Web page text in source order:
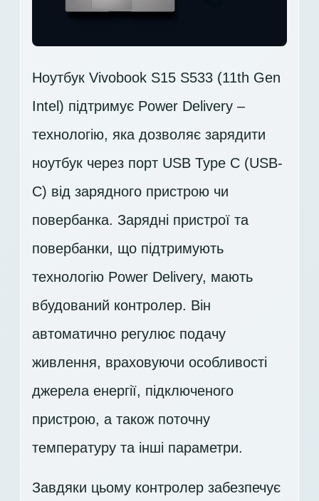
Ноутбук Vivobook S15 S533 (11th Gen
Intel) підтримує Power Delivery –
технологію, яка дозволяє зарядити
ноутбук через порт USB Type C (USB-
C) від зарядного пристрою чи
повербанка. Зарядні пристрої та
повербанки, що підтримують
технологію Power Delivery, мають
вбудований контролер. Він
автоматично регулює подачу
живлення, враховуючи особливості
джерела енергії, підключеного
пристрою, а також поточну
температуру та інші параметри.
Завдяки цьому контролер забезпечує